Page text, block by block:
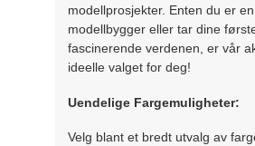
modellprosjekter. Enten du er
modellbygger eller tar dine
fascinerende verdenen, er vår
ideelle valget for deg!
Uendelige Fargemuligheter:
Velg blant et bredt utvalg av